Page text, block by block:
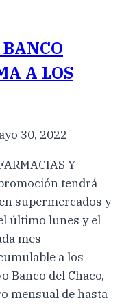
BANCO
A LOS
30, 2022
Y
promoción tendrá
supermercados y
último lunes y el
mes
a los
Banco del Chaco,
mensual de hasta